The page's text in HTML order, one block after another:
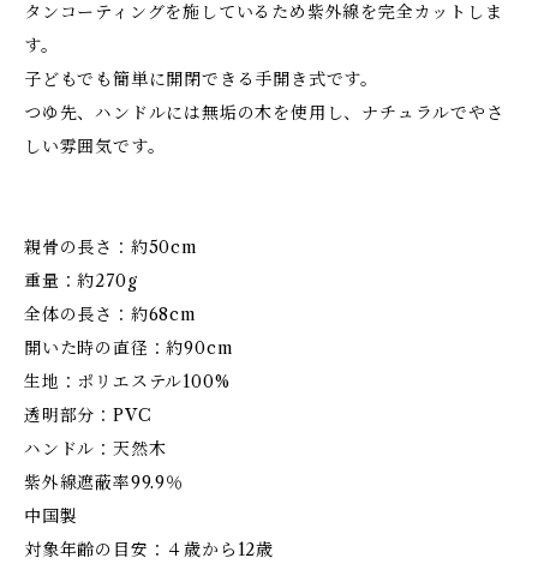
タンコーティングを施しているため紫外線を完全カットしま
す。
子どもでも簡単に開閉できる手開き式です。
つゆ先、ハンドルには無垢の木を使用し、ナチュラルでやさ
しい雰囲気です。
親骨の長さ：約50cm
重量：約270g
全体の長さ：約68cm
開いた時の直径：約90cm
生地：ポリエステル100%
透明部分：PVC
ハンドル：天然木
紫外線遮蔽率99.9％
中国製
対象年齢の目安：４歳から12歳